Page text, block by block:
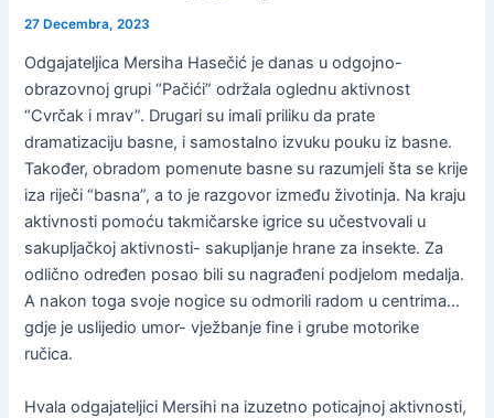
27 Decembra, 2023
Odgajateljica Mersiha Hasečić je danas u odgojno-
obrazovnoj grupi “Pačići” održala oglednu aktivnost
“Cvrčak i mrav”. Drugari su imali priliku da prate
dramatizaciju basne, i samostalno izvuku pouku iz basne.
Također, obradom pomenute basne su razumjeli šta se krije
iza riječi “basna”, a to je razgovor između životinja. Na kraju
aktivnosti pomoću takmičarske igrice su učestvovali u
sakupljačkoj aktivnosti- sakupljanje hrane za insekte. Za
odlično određen posao bili su nagrađeni podjelom medalja.
A nakon toga svoje nogice su odmorili radom u centrima…
gdje je uslijedio umor- vježbanje fine i grube motorike
ručica.
Hvala odgajateljici Mersihi na izuzetno poticajnoj aktivnosti,